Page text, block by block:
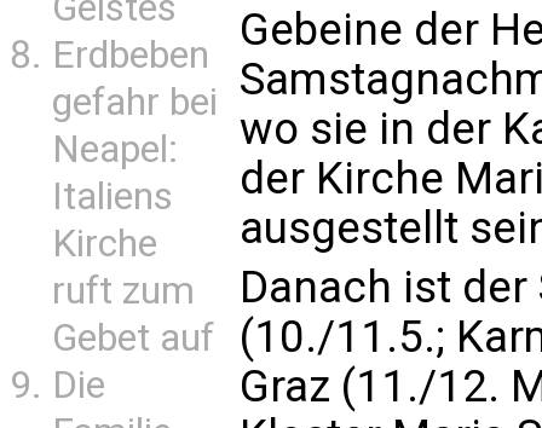
Erdbeben
gefahr bei
Neapel:
Italiens
Kirche
ruft zum
Gebet auf
Die
Gebeine der
wo sie in der
der Kirche
ausgestellt
Danach ist
(10./11.5.;
Graz (11./12.